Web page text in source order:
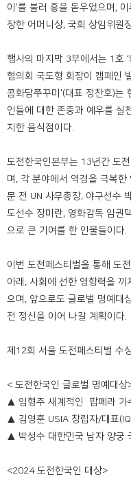
이’를 불러 흥을 돋우었으며,
장한 어머니상, 국회 상임위원
행사의 마지막 3부에서는 1호
협의회 국도형 회장이 캠페인
콤화담쭈꾸미'(대표 정찬호)는
인들에 대한 존중과 예우를 실
치한 음식점이다.
도전한국인본부는 13년간 도
며, 각 분야에서 역경을 극복한
문 전 UN 사무총장, 야구선수
도선수 장미란, 영화감독 임권
으로 큰 기여를 한 인물들이다.
이번 도전페스티벌을 통해 도
아래, 사회에 선한 영향력을
으며, 앞으로도 글로벌 명예대
전 정신을 이어 나갈 계획이다.
제12회 서울 도전페스티벌 수
< 도전한국인 글로벌 명예대상
▲ 임형주 새계적인 팝폐라 가
▲ 김영훈 USIA 창립자/대표
▲ 박성수 대한민국 남자 양궁
<2024 도전한국인 대상>